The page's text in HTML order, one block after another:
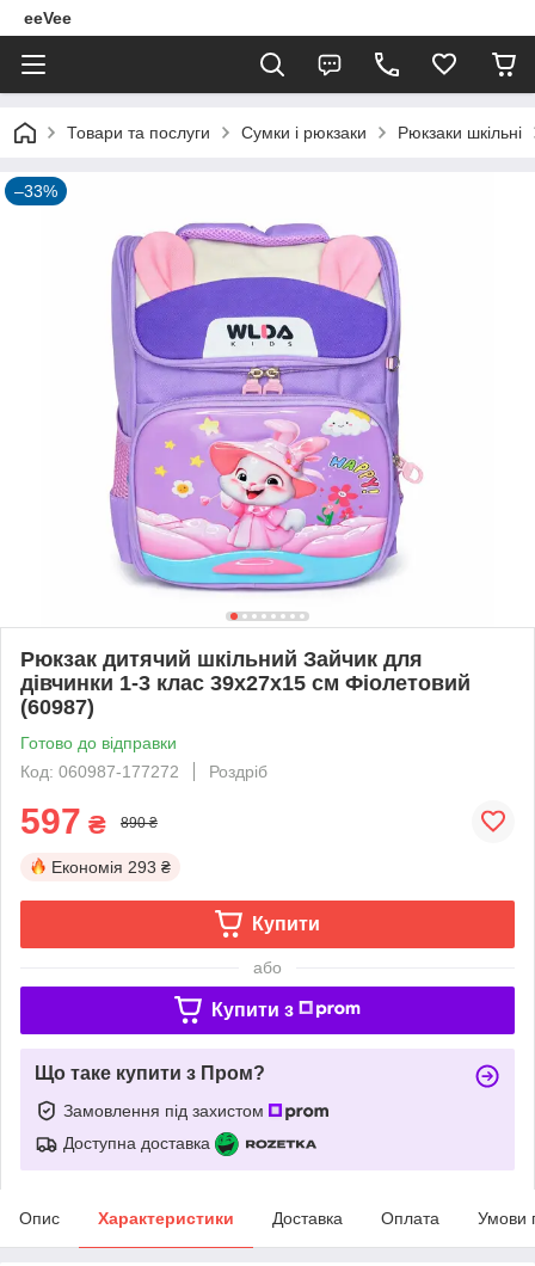
eeVee
Товари та послуги Сумки і рюкзаки Рюкзаки шкільні
–33%
Рюкзак дитячий шкільний Зайчик для
дівчинки 1-3 клас 39х27х15 см Фіолетовий
(60987)
Готово до відправки
Код: 060987-177272
Роздріб
597 ₴ 890 ₴
Економія 293 ₴
Купити
або
Купити з
Що таке купити з Пром?
Замовлення під захистом
Доступна доставка
Опис Характеристики Доставка Оплата Умови